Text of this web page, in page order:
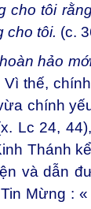
cho tôi
cho tôi. (c.
hảo
Vì thế,
chính
Lc 24,
Thánh
và dẫn
Mừng :